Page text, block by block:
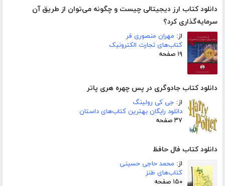
دانلود کتاب ارز دیجیتالی چیست و چگونه می‌توان از طریق آن
سرمایه‌گذاری کرد؟
از: مهران منصوری فر
کتاب‌های تجارت الکترونیک
۱۹ صفحه
دانلود کتاب جادوگری در پس چهره هری پاتر
از: جی کی رولینگ
دانلود رایگان بهترین کتاب‌های داستان
۳۷ صفحه
دانلود کتاب فال حافظ
از: محمد حاجی حسینی
کتاب‌های طنز
۱۵۰ صفحه